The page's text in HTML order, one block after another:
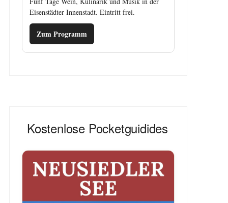
Eisenstädter Innenstadt. Eintritt frei.
Zum Programm
Kostenlose Pocketguidides